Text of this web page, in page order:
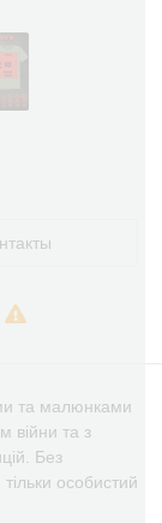
та малюнками
війни та з
Без
особистий